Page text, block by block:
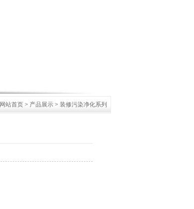
网站首页> 产品展示> 装修污染净化系列